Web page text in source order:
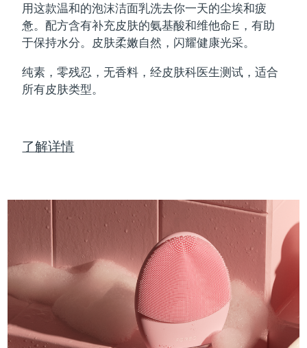
用这款温和的泡沫洁面乳洗去你一天的尘埃和疲
惫。配方含有补充皮肤的氨基酸和维他命E，有助
于保持水分。皮肤柔嫩自然，闪耀健康光采。
纯素，零残忍，无香料，经皮肤科医生测试，适合
所有皮肤类型。
了解详情
FAQ™产品
All anti-aging treatments
FAQ™产品
All LED treatments
All hair treatments
All FAQ™ skincare
FAQ™ products
All toning treatments
Professional IPL hair removal device
IPL hair removal
PEACH™ Cooling Prep Gel
Cooling IPL hair removal gel
Microcurrent body toning
Massaging body brush
痘肌护理
ESPADA™ 2 plus
Recurring acne LED therapy
ESPADA™ Blemish Solution
Concentrated acne gel
ESPADA™ 设备
All acne treatment devices
眼部护理
BEAR™ 2 eyes & lips
Microcurrent line smoothing device
眼部护肤
Advanced eye care treatment
眼部护理设备
All revitalizing eye massagers
KIWI™
Blackhead remover
KIWI™ 皮肤护理
Advanced pore care essentials
FLIP™ play advanced
LED light hairbrush
LUNA™ Dual-Peptide Scalp
For healthy hair
牙齿美白
issa™ Teeth Whitening Set
Dual LED + sonic device & 18% PAP gel
issa™ Teeth Whitening Gel
更多的
护肤品 男士
德国 预计送达日期 8/10/26
希腊
匈牙利
印度尼西亚 预计送达日期 8/8/26
爱尔兰 预计送达日期8/10/26
马恩岛 预计送达日期 8/12/26
预计送达日期